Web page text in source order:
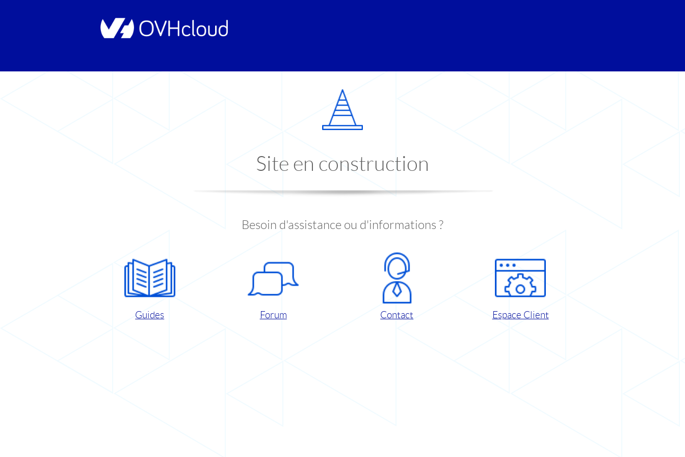
Site en construction
Besoin d'assistance ou d'informations ?
Guides Forum Contact Espace Client